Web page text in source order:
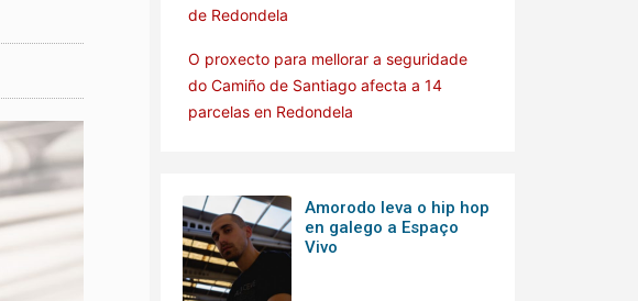
de Redondela
O proxecto para mellorar a seguridade
do Camiño de Santiago afecta a 14
parcelas en Redondela
Amorodo leva o hip hop
en galego a Espaço
Vivo